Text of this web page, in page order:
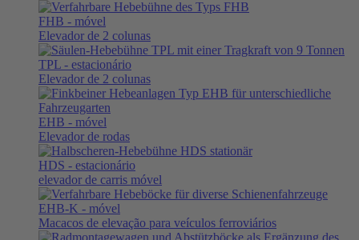
FHB - móvel
Elevador de 2 colunas
TPL - estacionário
Elevador de 2 colunas
EHB - móvel
Elevador de rodas
HDS - estacionário
elevador de carris móvel
EHB-K - móvel
Macacos de elevação para veículos ferroviários